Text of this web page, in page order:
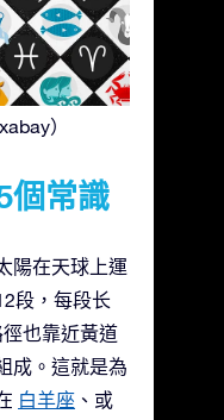
）
個常識
陽在天球上運
段，每段长
也靠近黃道
成。這就是為
白羊座 、或